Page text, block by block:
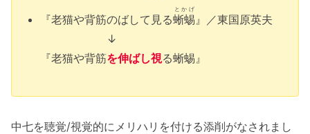
『老猫や背筋のばして見る蜥蜴
とかげ
』／東国原英夫
↓
『老猫や背筋を伸ばし視る蜥蜴』
中七を聴覚/視覚的にメリハリを付ける添削がなされまし